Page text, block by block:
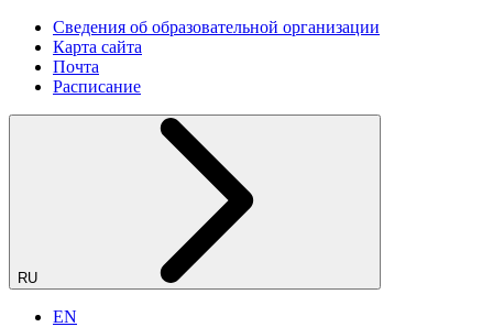
Сведения об образовательной организации
Карта сайта
Почта
Расписание
RU
EN